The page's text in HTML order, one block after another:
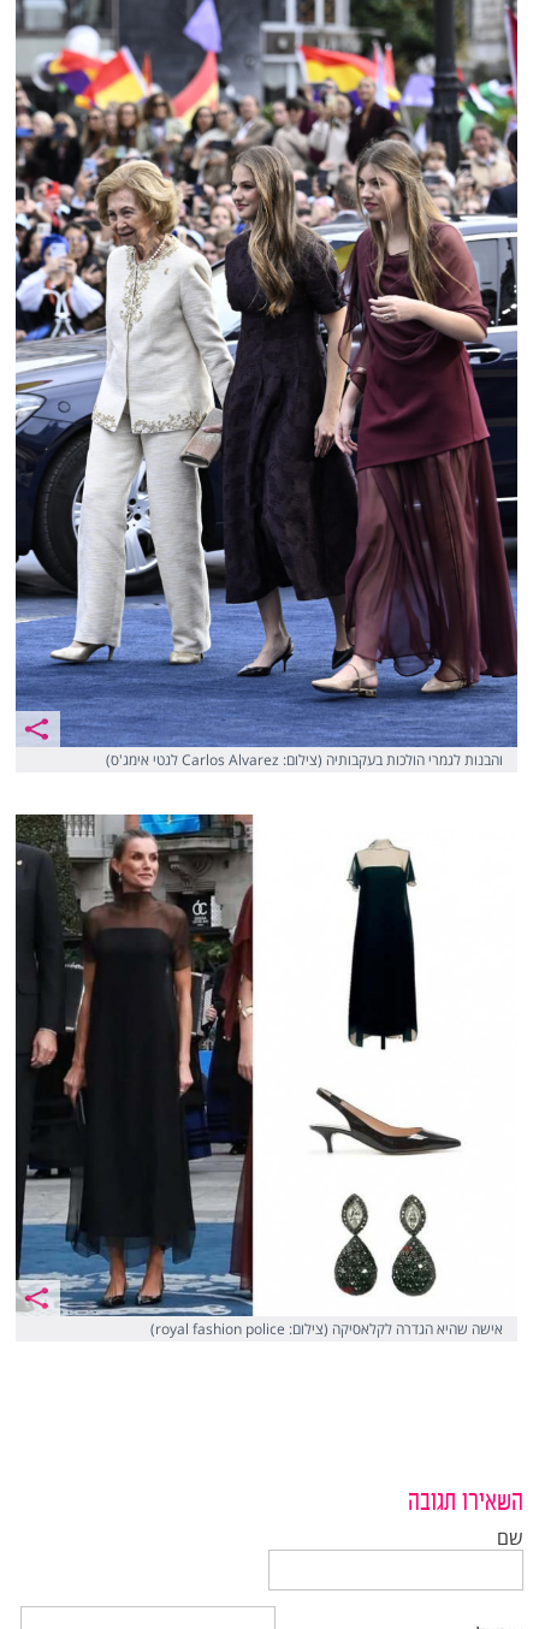
והבנות לגמרי הולכות בעקבותיה (צילום: Carlos Alvarez לגטי אימג'ס)
אישה שהיא הגדרה לקלאסיקה (צילום: royal fashion police)
השאירו תגובה
שם